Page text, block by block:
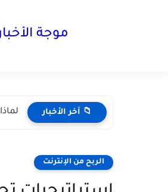
موجة
📁 آخر الأخبار
الربح من الإنترنت